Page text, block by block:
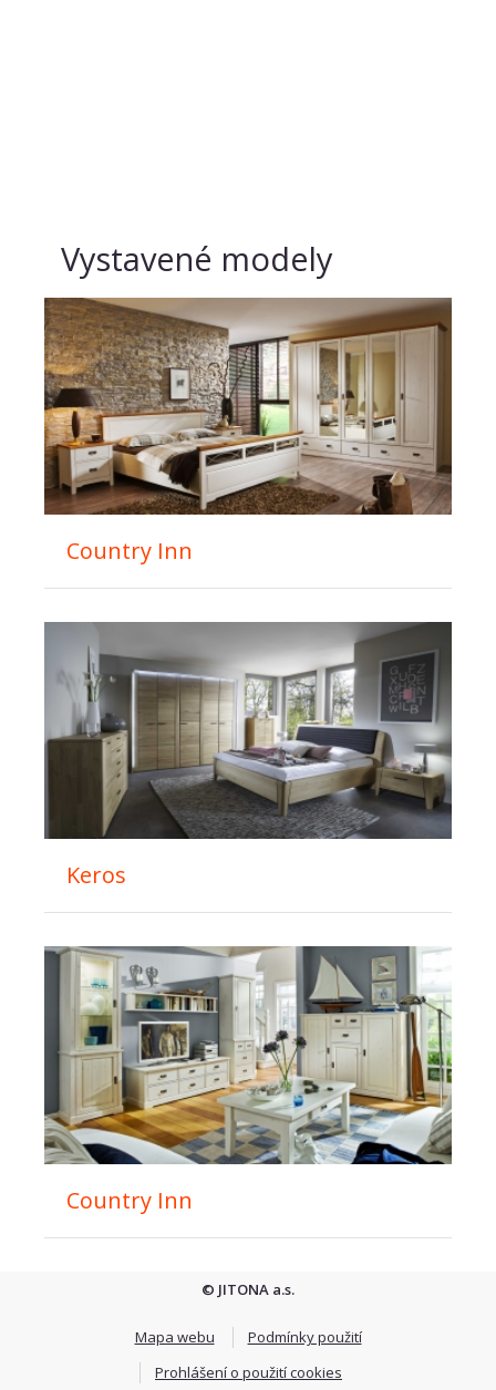
Vystavené modely
Country Inn
Keros
Country Inn
© JITONA a.s.
Mapa webu
Podmínky použití
Prohlášení o použití cookies